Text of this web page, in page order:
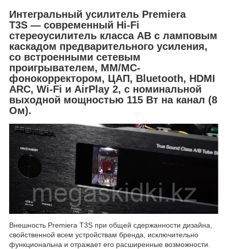
Интегральный усилитель Premiera
T3S — современный Hi-Fi
стереоусилитель класса AB с ламповым
каскадом предварительного усиления,
со встроенными сетевым
проигрывателем, MM/MC-
фонокорректором, ЦАП, Bluetooth, HDMI
ARC, Wi-Fi и AirPlay 2, с номинальной
выходной мощностью 115 Вт на канал (8
Ом).
Внешность Premiera T3S при общей сдержанности дизайна,
свойственной всем устройствам бренда, исключительно
функциональна и отражает его расширенные возможности.